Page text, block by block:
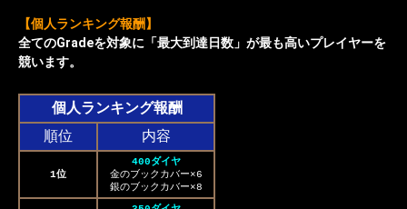
【個人ランキング報酬】
全てのGradeを対象に「最大到達日数」が最も高いプレイヤーを
競います。
個人ランキング報酬
順位
内容
1位
400ダイヤ
金のブックカバー×6
銀のブックカバー×8